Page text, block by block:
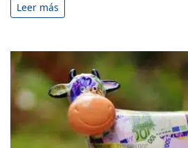
Leer más